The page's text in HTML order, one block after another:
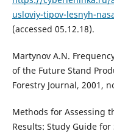
usloviy-tipov-lesnyh-
(accessed 05.12.18).
Martynov A.N.
of the Future Stand
Forestry Journal, 2001,
Methods for Assessing
Results: Study Guide